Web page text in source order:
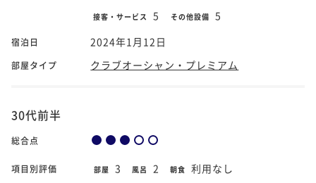
接客・サービス 5 その他設備 5
宿泊日 2024年1月12日
部屋タイプ クラブオーシャン・プレミアム
30代前半
総合点
項目別評価 部屋 3 風呂 2 朝食 利用なし